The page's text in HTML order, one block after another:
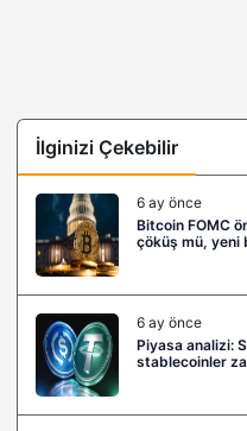
İlginizi Çekebilir
6 ay önce
Bitcoin FOMC
çöküş mü, yeni
6 ay önce
Piyasa analizi:
stablecoinler